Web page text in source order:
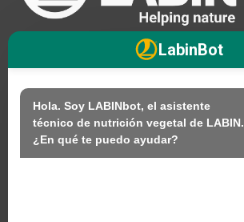
Nosotros
Productos
LabinBot
Hola. Soy LABINbot, el asistente
técnico de nutrición vegetal de LABIN.
¿En qué te puedo ayudar?